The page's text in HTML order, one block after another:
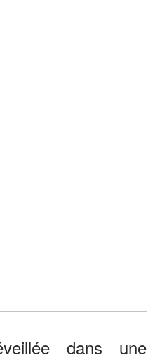
dans une